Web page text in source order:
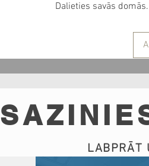
Dalieties savās
LABPRĀT